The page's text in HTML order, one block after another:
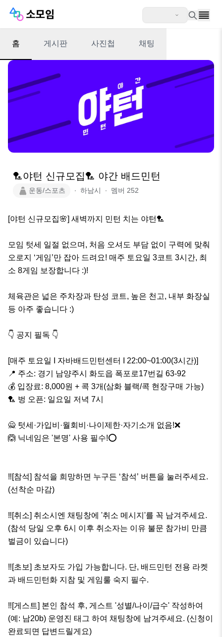
홈 게시판 사진첩 채팅
🏸야턴 신규모집🏸 야간 배드민턴
운동/스포츠 ∙ 하남시 ∙ 멤버 252
[야턴 신규모집🌸] 새벽까지 민턴 치는 야턴🏸
모임 텃세 일절 없으며, 처음 오셔도 부담 없이 구력에 맞춰
오로지 ‘게임’만 잡아 드려요! 매주 토요일 3코트 3시간, 최
소 8게임 보장합니다 :)!
체육관은 넓은 주차장과 탄성 코트, 높은 천고, 내부 화장실
등 아주 좋습니다 :)
👇 공지 필독 👇
[매주 토요일 I 자바배드민턴센터 I 22:00~01:00(3시간)]
📍 주소: 경기 남양주시 화도읍 폭포로17번길 63-92
💰 입장료: 8,000원 + 콕 3개(삼화 블랙/콕 현장구매 가능)
🏸 벙 오픈: 일요일 저녁 7시
🙅 텃세·가입비·월회비·나이제한·자기소개 없음!❌
🙆 닉네임은 '본명' 사용 필수!⭕️
‼️[참석] 참석을 희망하면 누구든 ‘참석’ 버튼을 눌러주세요.
(선착순 마감)
‼️[취소] 취소시엔 채팅창에 '취소 메시지'를 꼭 남겨주세요.
(참석 당일 오후 6시 이후 취소자는 이유 불문 참가비 만큼
벌금이 있습니다)
‼️[초보] 초보자도 가입 가능합니다. 단, 배드민턴 전용 라켓
과 배드민턴화 지참 및 게임룰 숙지 필수.
‼️[게스트] 본인 참석 후, 게스트 '성별/나이/급수' 작성하여
(예: 남20b) 운영진 태그 하여 채팅창에 남겨주세요. (신청이
완료되면 답변드릴게요)